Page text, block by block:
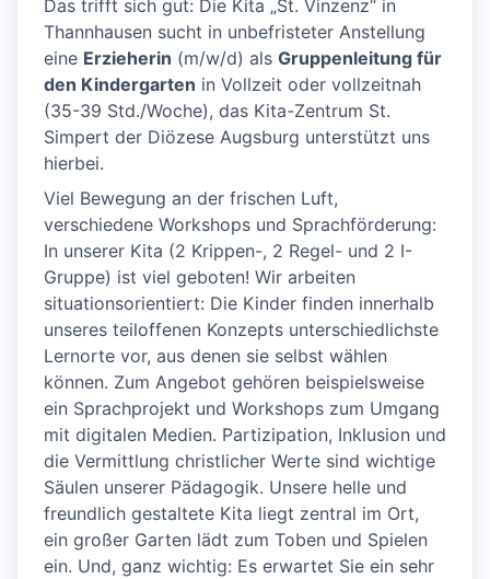
Das trifft sich gut: Die Kita „St. Vinzenz“ in
Thannhausen sucht in unbefristeter Anstellung
eine Erzieherin (m/w/d) als Gruppenleitung für
den Kindergarten in Vollzeit oder vollzeitnah
(35-39 Std./Woche), das Kita-Zentrum St.
Simpert der Diözese Augsburg unterstützt uns
hierbei.
Viel Bewegung an der frischen Luft,
verschiedene Workshops und Sprachförderung:
In unserer Kita (2 Krippen-, 2 Regel- und 2 I-
Gruppe) ist viel geboten! Wir arbeiten
situationsorientiert: Die Kinder finden innerhalb
unseres teiloffenen Konzepts unterschiedlichste
Lernorte vor, aus denen sie selbst wählen
können. Zum Angebot gehören beispielsweise
ein Sprachprojekt und Workshops zum Umgang
mit digitalen Medien. Partizipation, Inklusion und
die Vermittlung christlicher Werte sind wichtige
Säulen unserer Pädagogik. Unsere helle und
freundlich gestaltete Kita liegt zentral im Ort,
ein großer Garten lädt zum Toben und Spielen
ein. Und, ganz wichtig: Es erwartet Sie ein sehr